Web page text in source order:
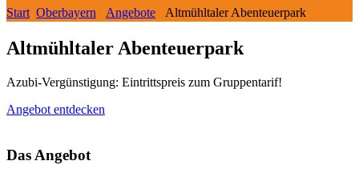
Start Oberbayern Angebote Altmühltaler Abenteuerpark
Altmühltaler Abenteuerpark
Azubi-Vergünstigung: Eintrittspreis zum Gruppentarif!
Angebot entdecken
Das Angebot